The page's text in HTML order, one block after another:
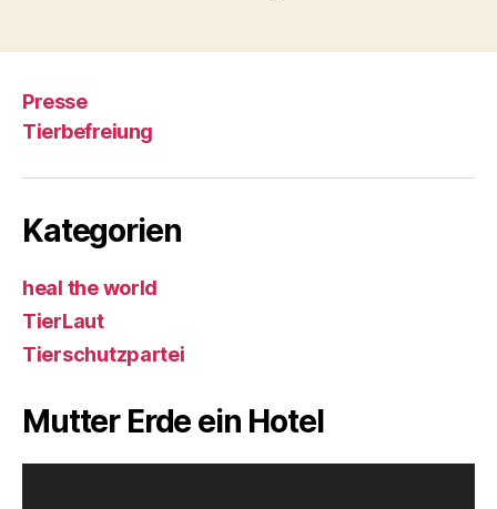
Presse
Tierbefreiung
Kategorien
heal the world
TierLaut
Tierschutzpartei
Mutter Erde ein Hotel